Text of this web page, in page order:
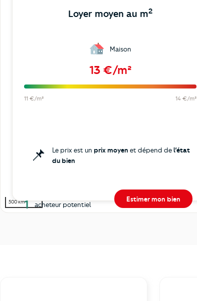
Loyer moyen au m2
Maison
13 €/m²
11 €/m² 14 €/m²
📌 Le prix est un prix moyen et dépend del’état
du bien
1 acheteur potentiel
Estimer mon bien
500 km